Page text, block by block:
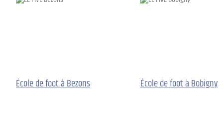
École de foot à Bezons École de foot à Bobigny